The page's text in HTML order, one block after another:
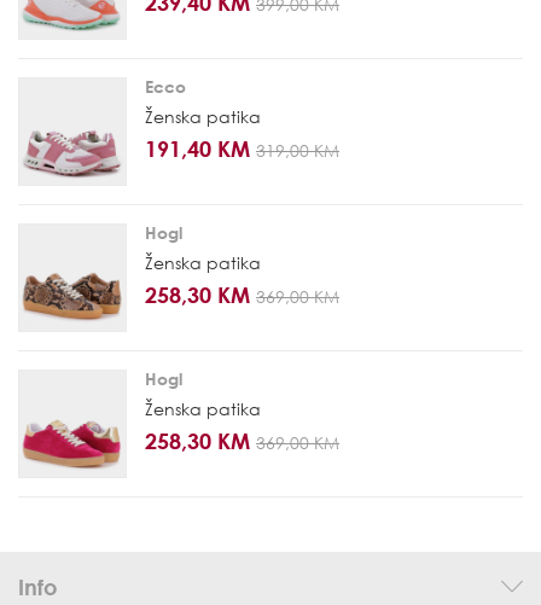
399,00 KM
Ecco
Ženska patika
191,40 KM 319,00 KM
Hogl
Ženska patika
258,30 KM 369,00 KM
Hogl
Ženska patika
258,30 KM 369,00 KM
Info